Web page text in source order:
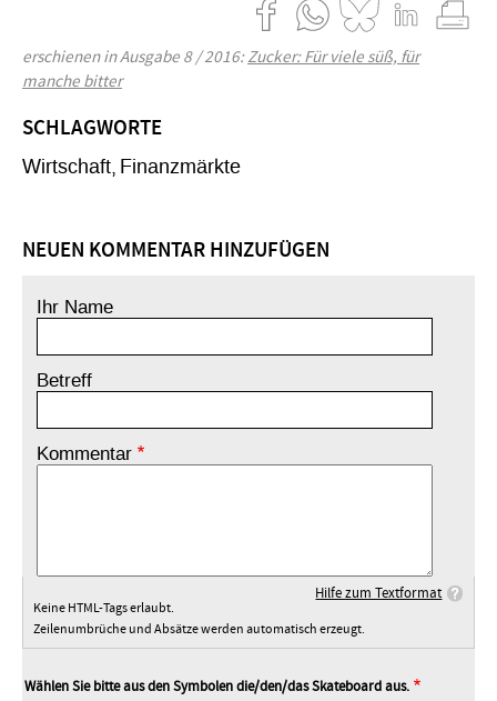
erschienen in Ausgabe 8 / 2016:Zucker: Für viele süß, für
manche bitter
SCHLAGWORTE
Wirtschaft Finanzmärkte
NEUEN KOMMENTAR HINZUFÜGEN
Ihr Name
Betreff
Kommentar
Hilfe zum Textformat
Keine HTML-Tags erlaubt.
Zeilenumbrüche und Absätze werden automatisch erzeugt.
Wählen Sie bitte aus den Symbolen die/den/das Skateboard aus.